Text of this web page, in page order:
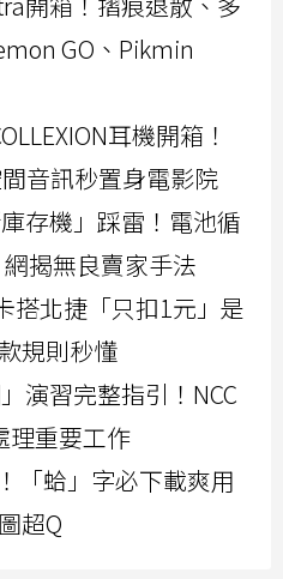
GO、Pikmin
耳機開箱！
音訊秒置身電影院
存機」踩雷！電池循
揭無良賣家手法
搭北捷「只扣1元」是
規則秒懂
演習完整指引！NCC
理重要工作
「蛤」字必下載爽用
超Q